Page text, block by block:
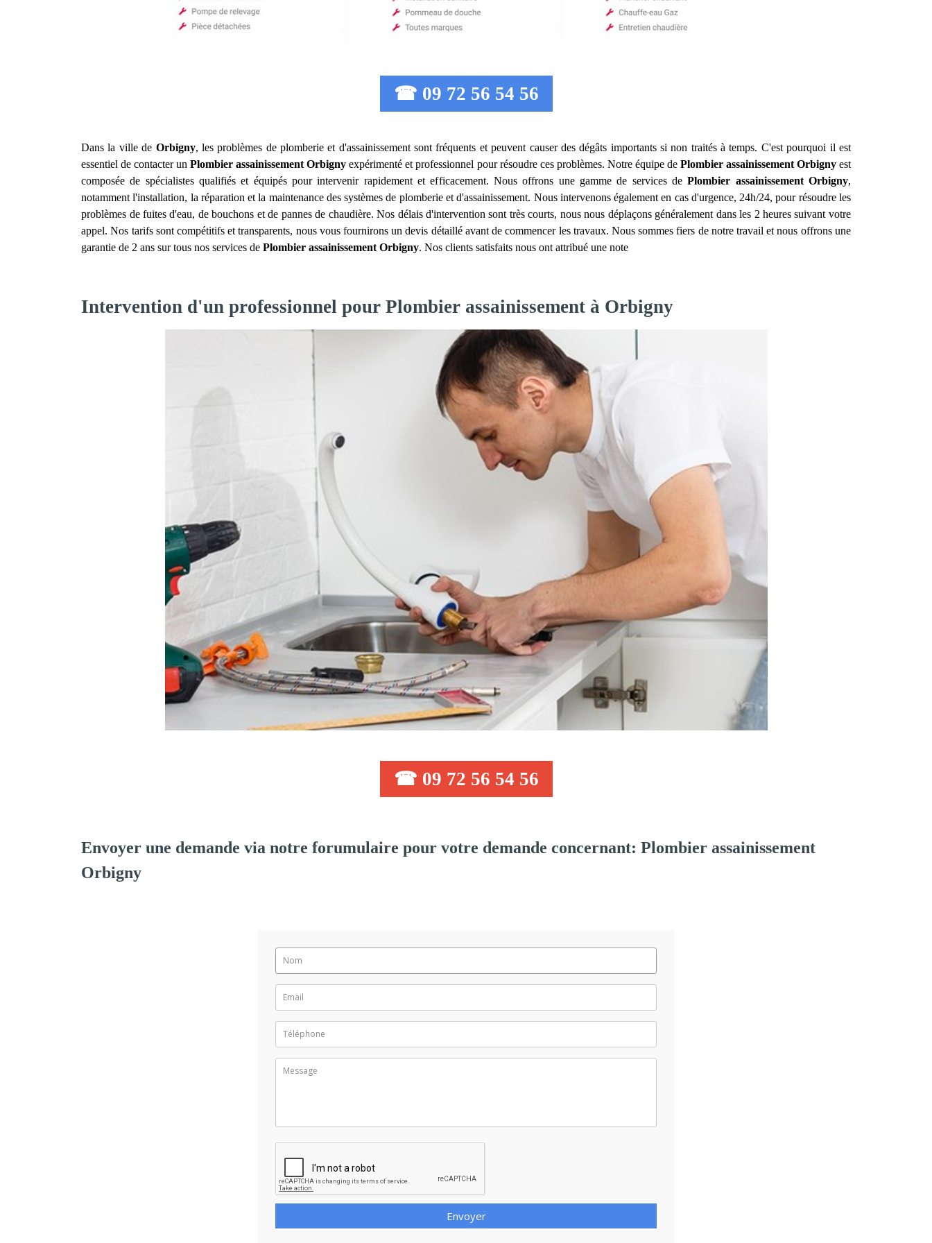
☎ 09 72 56 54 56
Dans la ville de Orbigny, les problèmes de plomberie et d'assainissement sont fréquents et peuvent causer des dégâts importants si non traités à temps. C'est pourquoi il est
essentiel de contacter unPlombier assainissement Orbigny expérimenté et professionnel pour résoudre ces problèmes. Notre équipe de Plombier assainissement Orbignyest
composée de spécialistes qualifiés et équipés pour intervenir rapidement et efficacement. Nous offrons une gamme de services dePlombier assainissement Orbigny,
notamment l'installation, la réparation et la maintenance des systèmes de plomberie et d'assainissement. Nous intervenons également en cas d'urgence, 24h/24, pour résoudre les
problèmes de fuites d'eau, de bouchons et de pannes de chaudière. Nos délais d'intervention sont très courts, nous nous déplaçons généralement dans les 2 heures suivant votre
appel. Nos tarifs sont compétitifs et transparents, nous vous fournirons un devis détaillé avant de commencer les travaux. Nous sommes fiers de notre travail et nous offrons une
garantie de 2 ans sur tous nos services dePlombier assainissement Orbigny. Nos clients satisfaits nous ont attribué une note
Intervention d'un professionnel pour Plombier assainissement à Orbigny
☎ 09 72 56 54 56
Envoyer une demande via notre forumulaire pour votre demande concernant: Plombier assainissement
Orbigny
Envoyer